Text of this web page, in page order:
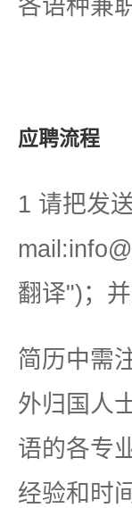
各语种兼
应聘流程
1 请把发
翻译")；
简历中需
外归国人
语的各专
经验和时